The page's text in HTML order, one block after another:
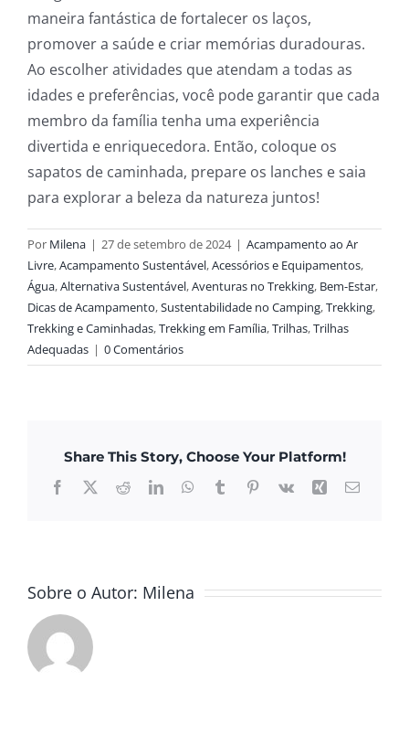
maneira fantástica de fortalecer os laços,
promover a saúde e criar memórias duradouras.
Ao escolher atividades que atendam a todas as
idades e preferências, você pode garantir que cada
membro da família tenha uma experiência
divertida e enriquecedora. Então, coloque os
sapatos de caminhada, prepare os lanches e saia
para explorar a beleza da natureza juntos!
Por Milena | 27 de setembro de 2024 | Acampamento ao Ar
Livre,Acampamento Sustentável,Acessórios e Equipamentos,
Água,Alternativa Sustentável,Aventuras no Trekking, Bem-Estar,
Dicas de Acampamento,Sustentabilidade no Camping,Trekking,
Trekking e Caminhadas,Trekking em Família,Trilhas,Trilhas
Adequadas | 0 Comentários
Share This Story, Choose Your Platform!
Facebook
X RedditLinkedInWhatsApp
TumblrPinterest
Vk Xing E-
Sobre o Autor: Milena